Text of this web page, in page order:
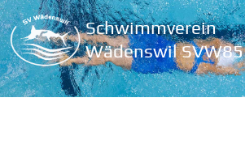
Schwimmverein
Wädenswil SVW85